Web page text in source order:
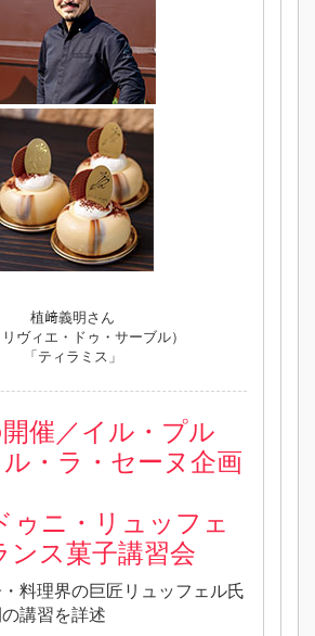
植﨑義明さん
リヴィエ・ドゥ・サーブル）
「ティラミス」
開催／イル・プル
・ラ・セーヌ企画
ゥニ・リュッフェ
ンス菓子講習会
料理界の巨匠リュッフェル氏
講習を詳述